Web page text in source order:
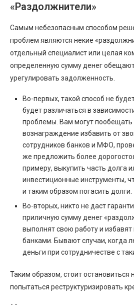
«Раздолжнители»
Самым небезопасным способом
проблем являются некие
отдельный специалист или целая
определенную сумму денег
урегулировать задолженность.
Во-первых, такой способ не
будет различаться в
проблемы. Вам могут пообещать
вознаграждение избавить от
сотрудников банков и МФО,
же предложить более
примеру, выкупить часть долга
инвестиционные инструменты,
и таким образом погасить долги.
Во-вторых, никто не даст
приличную сумму денег
выполнят свою работу и избавят
банками. Бывают случаи, когда
деньги при сотрудничестве с
Таким образом, стоит остановиться
попытаться реструктуризировать